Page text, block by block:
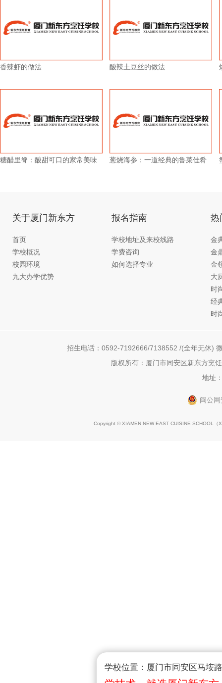
学校位置：厦门市同安区马垵
香辣虾的做法 酸辣土豆丝的做法
糖醋里脊：酸甜可口的家常美味 葱烧海参：一道经典的鲁菜佳肴
关于厦门新东方
首页
学校概况
校园环境
九大办学优势
报名指南
学校地址及来校线路
学费咨询
如何选择专业
热
金
金
金
大
时
经
时
招生电话：0592-7192666/7138552 /(全年无休)
版权所有：厦门市同安区新东方烹
地址
闽公
Copyright © XIAMEN NEW EAST CUISINE SCHOOL（